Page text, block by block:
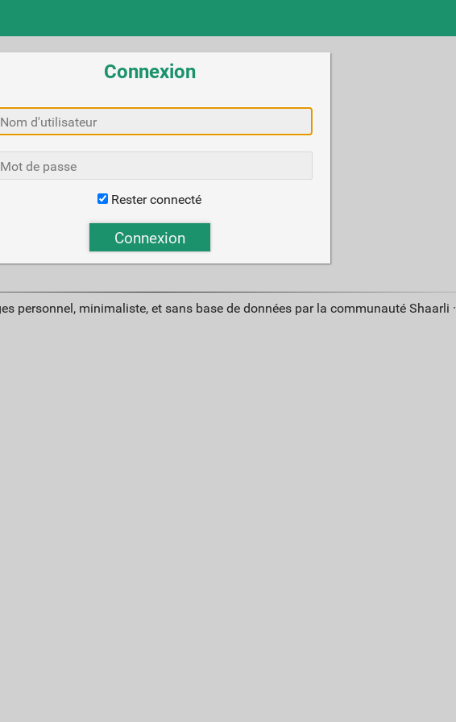
Connexion
Rester connecté
personnel, minimaliste, et sans base de données par la communauté Shaarli ·